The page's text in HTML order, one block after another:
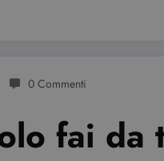
0 Commenti
fai da